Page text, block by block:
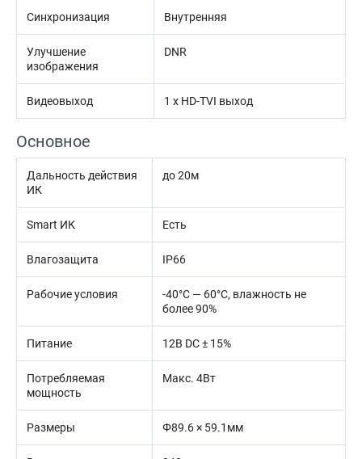
Синхронизация Внутренняя
Улучшение
изображения
DNR
Видеовыход 1 х HD-TVI выход
Основное
Дальность действия
ИК
до 20м
Smart ИК Есть
Влагозащита IP66
Рабочие условия
-40°С — 60°С, влажность не
более 90%
Питание 12В DC ± 15%
Потребляемая
мощность
Макс. 4Вт
Размеры Φ89.6 × 59.1мм